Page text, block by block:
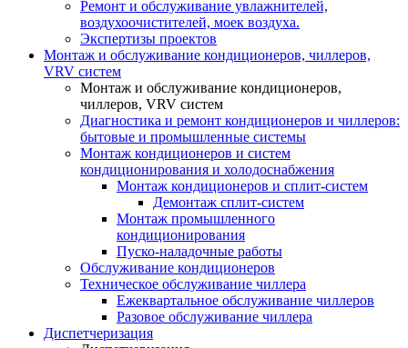
Ремонт и обслуживание увлажнителей,
воздухоочистителей, моек воздуха.
Экспертизы проектов
Монтаж и обслуживание кондиционеров, чиллеров,
VRV систем
Монтаж и обслуживание кондиционеров,
чиллеров, VRV систем
Диагностика и ремонт кондиционеров и чиллеров:
бытовые и промышленные системы
Монтаж кондиционеров и систем
кондиционирования и холодоснабжения
Монтаж кондиционеров и сплит-систем
Демонтаж сплит-систем
Монтаж промышленного
кондиционирования
Пуско-наладочные работы
Обслуживание кондиционеров
Техническое обслуживание чиллера
Ежеквартальное обслуживание чиллеров
Разовое обслуживание чиллера
Диспетчеризация